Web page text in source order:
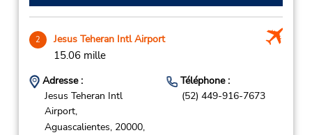
2 Jesus Teheran Intl Airport
15.06 mille
Adresse :
Jesus Teheran Intl
Airport,
Aguascalientes, 20000,
Téléphone :
(52) 449-916-7673